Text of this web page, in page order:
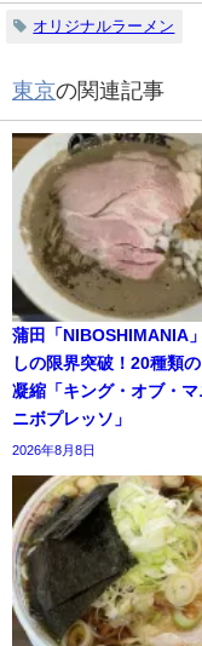
オリジナルラーメン
東京の関連記事
蒲田「NIBOSHIMANIA
しの限界突破！20種類
凝縮「キング・オブ・マ
ニボプレッソ」
2026年8月8日